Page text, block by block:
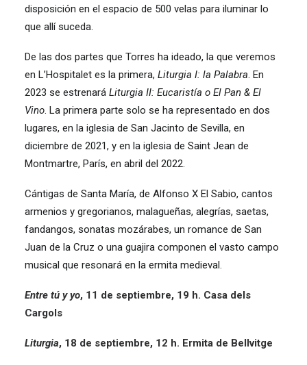
disposición en el espacio de 500 velas para iluminar lo
que allí suceda.
De las dos partes que Torres ha ideado, la que veremos
en L’Hospitalet es la primera, Liturgia I: la Palabra. En
2023 se estrenará Liturgia II: Eucaristía o El Pan & El
Vino. La primera parte solo se ha representado en dos
lugares, en la iglesia de San Jacinto de Sevilla, en
diciembre de 2021, y en la iglesia de Saint Jean de
Montmartre, París, en abril del 2022.
Cántigas de Santa María, de Alfonso X El Sabio, cantos
armenios y gregorianos, malagueñas, alegrías, saetas,
fandangos, sonatas mozárabes, un romance de San
Juan de la Cruz o una guajira componen el vasto campo
musical que resonará en la ermita medieval.
Entre tú y yo, 11 de septiembre, 19 h. Casa dels
Cargols
Liturgia, 18 de septiembre, 12 h. Ermita de Bellvitge